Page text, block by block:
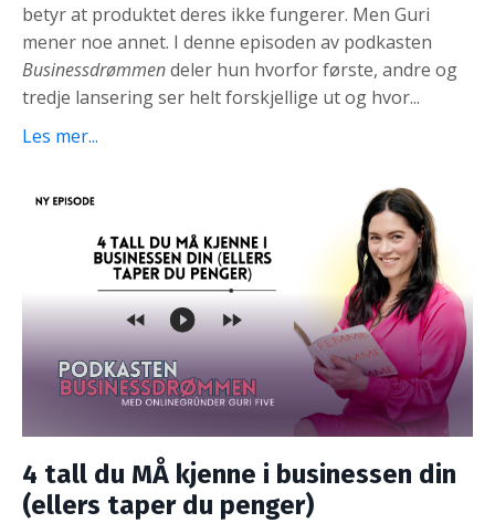
betyr at produktet deres ikke fungerer. Men Guri
mener noe annet. I denne episoden av podkasten
Businessdrømmendeler hun hvorfor første, andre og
tredje lansering ser helt forskjellige ut og hvor...
Les mer...
4 tall du MÅ kjenne i businessen din
(ellers taper du penger)